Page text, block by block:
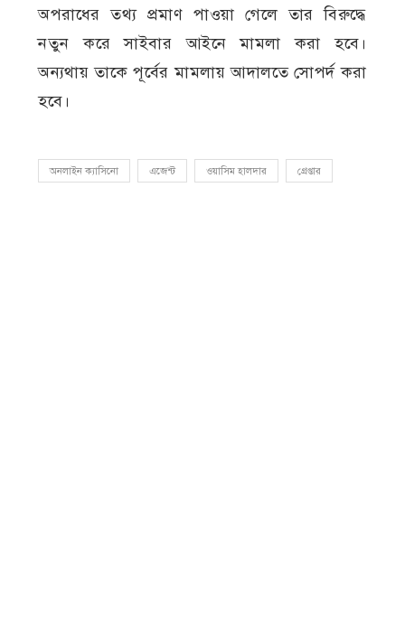
অপরাধের তথ্য প্রমাণ পাওয়া গেলে তার বিরুদ্ধে
নতুন করে সাইবার আইনে মামলা করা হবে।
অন্যথায় তাকে পূর্বের মামলায় আদালতে সোপর্দ করা
হবে।
অনলাইন ক্যাসিনো এজেন্ট ওয়াসিম হালদার গ্রেপ্তার